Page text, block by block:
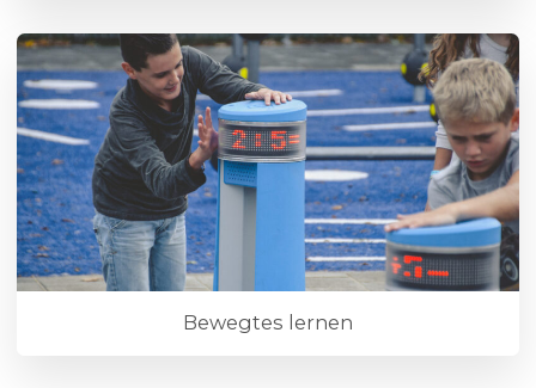
Bewegtes lernen